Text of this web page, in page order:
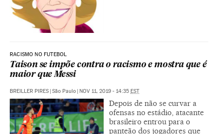
RACISMO NO FUTEBOL
Taison se impõe contra o racismo e mostra que é
maior que Messi
BREILLER PIRES | São Paulo | NOV 11, 2019 - 14:35 EST
Depois de não se curvar a
ofensas no estádio, atacante
brasileiro entrou para o
panteão dos jogadores que